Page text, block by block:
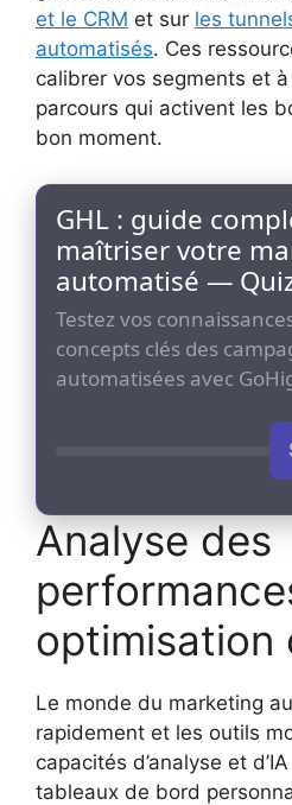
et le CRM et sur les
automatisés. Ces
calibrer vos segments et
parcours qui activent les
bon moment.
GHL : guide
maîtriser votre
automatisé —
Testez vos
concepts clés des
automatisées avec
Analyse des
optimisation
Le monde du marketing
rapidement et les outils
capacités d’analyse et
tableaux de bord